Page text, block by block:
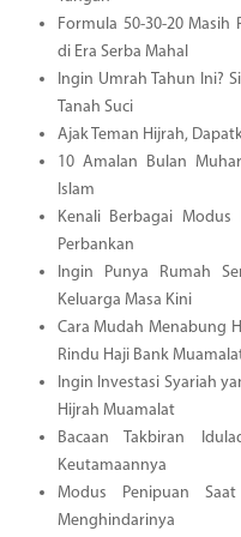
Formula 50-30-20 Masih
di Era Serba Mahal
Ingin Umrah Tahun Ini?
Tanah Suci
Ajak Teman Hijrah,
10 Amalan Bulan
Islam
Kenali Berbagai
Perbankan
Ingin Punya Rumah
Keluarga Masa Kini
Cara Mudah Menabung
Rindu Haji Bank
Ingin Investasi Syariah
Hijrah Muamalat
Bacaan Takbiran
Keutamaannya
Modus Penipuan
Menghindarinya